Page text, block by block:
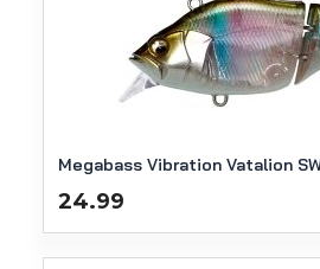
Megabass Vibration Vatalion
24.99